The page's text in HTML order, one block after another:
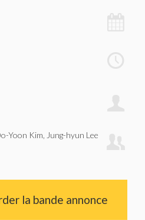
Yoon Kim, Jung-hyun Lee
la bande annonce